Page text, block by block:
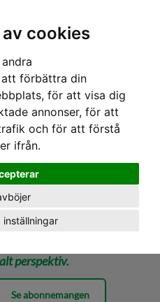
cookies
förbättra din
för att visa dig
annonser, för att
och för att förstå
ifrån.
inställningar
perspektiv.
Se abonnemangen